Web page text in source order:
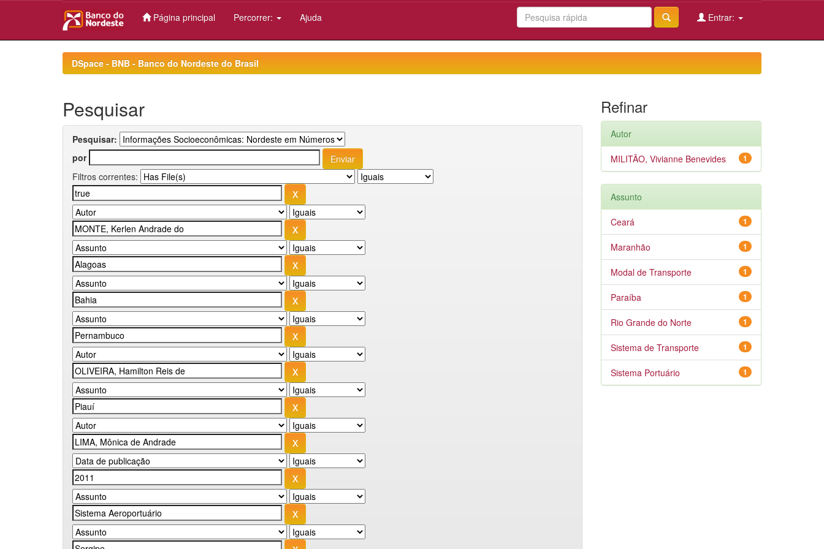
Página principal Percorrer: Ajuda Entrar:
DSpace - BNB - Banco do Nordeste do Brasil
Pesquisar
Pesquisar:
por
Filtros correntes:
Refinar
Autor
1
MILITÃO, Vivianne Benevides
Assunto
1
Ceará
1
Maranhão
1
Modal de Transporte
1
Paraíba
1
Rio Grande do Norte
1
Sistema de Transporte
1
Sistema Portuário